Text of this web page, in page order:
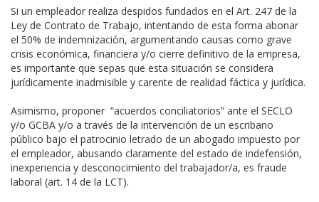
Si un empleador realiza despidos fundados en el Art. 247 de la
Ley de Contrato de Trabajo, intentando de esta forma abonar
el 50% de indemnización, argumentando causas como grave
crisis económica, financiera y/o cierre definitivo de la empresa,
es importante que sepas que esta situación se considera
jurídicamente inadmisible y carente de realidad fáctica y jurídica.
Asimismo, proponer “acuerdos conciliatorios” ante el SECLO
y/o GCBA y/o a través de la intervención de un escribano
público bajo el patrocinio letrado de un abogado impuesto por
el empleador, abusando claramente del estado de indefensión,
inexperiencia y desconocimiento del trabajador/a, es fraude
laboral (art. 14 de la LCT).